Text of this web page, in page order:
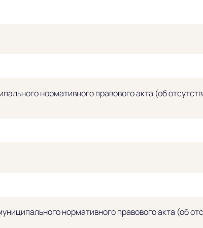
нормативного правового акта (об
нормативного правового акта (об